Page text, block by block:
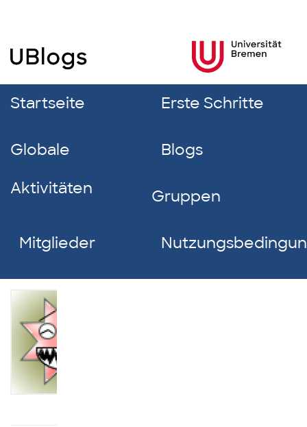
Startseite Erste Schritte
Globale
Aktivitäten
Blogs
Gruppen
Mitglieder